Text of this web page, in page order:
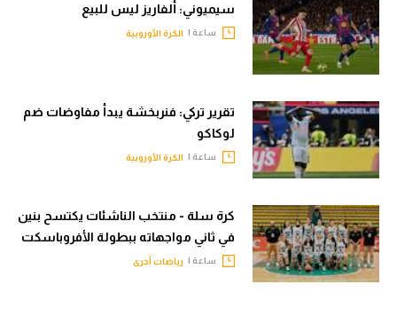
سيميوني: ألفاريز ليس للبيع
ساعة | الكرة الأوروبية
تقرير تركي: فنربخشة يبدأ مفاوضات ضم
لوكاكو
ساعة | الكرة الأوروبية
كرة سلة - منتخب الناشئات يكتسح بنين
في ثاني مواجهاته ببطولة الأفروباسكت
ساعة | رياضات أخرى